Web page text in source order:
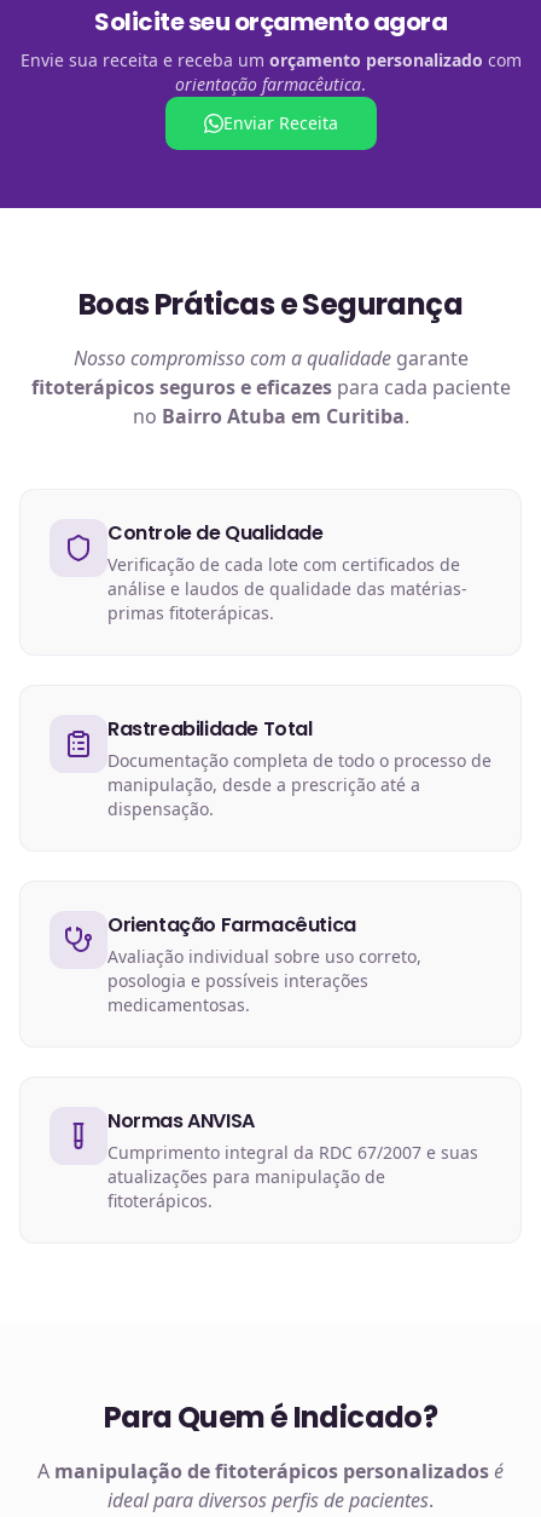
Solicite seu orçamento agora
Envie sua receita e receba um orçamento personalizado com
orientação farmacêutica.
Enviar Receita
Boas Práticas e Segurança
Nosso compromisso com a qualidadegarante
fitoterápicosseguros e eficazespara cada paciente
no Bairro Atuba em Curitiba.
Controle de Qualidade
Verificação de cada lote com certificados de
análise e laudos de qualidade das matérias-
primas fitoterápicas.
Rastreabilidade Total
Documentação completa de todo o processo de
manipulação, desde a prescrição até a
dispensação.
Orientação Farmacêutica
Avaliação individual sobre uso correto,
posologia e possíveis interações
medicamentosas.
Normas ANVISA
Cumprimento integral da RDC 67/2007 e suas
atualizações para manipulação de
fitoterápicos.
Para Quem é Indicado?
A manipulação defitoterápicos personalizadosé
ideal para diversos perfis de pacientes.